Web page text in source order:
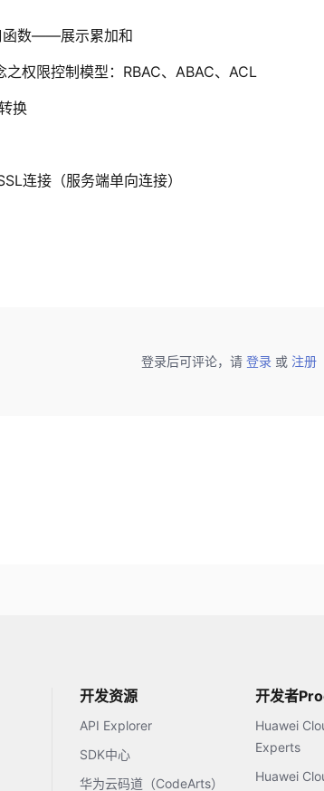
函数——展示累加和
之权限控制模型：RBAC、ABAC、ACL
换
连接（服务端单向连接）
登录后可评论，请 登录 或 注册
开发资源
API Explorer
SDK中心
华为云码道（CodeArts）
开发者
Huawei
Experts
Huawei